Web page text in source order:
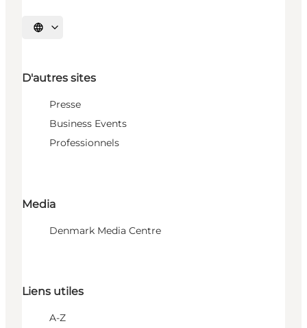
Choisissez la langue
D'autres sites
Presse
Business Events
Professionnels
Media
Denmark Media Centre
Liens utiles
A-Z